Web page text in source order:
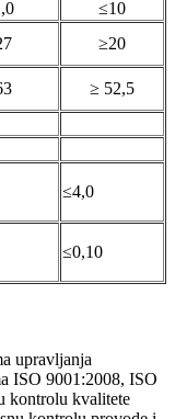
≤10
≥20
≥ 52,5
≤4,0
≤0,10
upravljanja
ISO 9001:2008, ISO
kontrolu kvalitete